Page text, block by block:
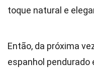
toque natural e
Então, da próxima
espanhol pendurado